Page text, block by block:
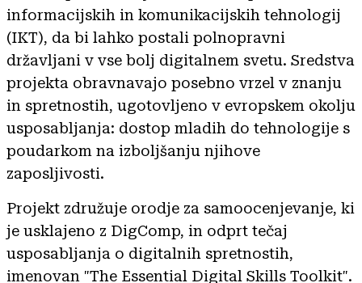
informacijskih in komunikacijskih tehnologij
(IKT), da bi lahko postali polnopravni
državljani v vse bolj digitalnem svetu. Sredstva
projekta obravnavajo posebno vrzel v znanju
in spretnostih, ugotovljeno v evropskem okolju
usposabljanja: dostop mladih do tehnologije s
poudarkom na izboljšanju njihove
zaposljivosti.
Projekt združuje orodje za samoocenjevanje, ki
je usklajeno z DigComp, in odprt tečaj
usposabljanja o digitalnih spretnostih,
imenovan "The Essential Digital Skills Toolkit".